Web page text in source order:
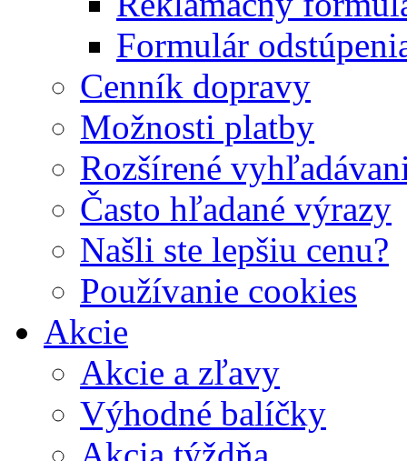
Formulár
Cenník dopravy
Možnosti platby
Rozšírené
Často hľadané výrazy
Našli ste lepšiu cenu?
Používanie cookies
Akcie
Akcie a zľavy
Výhodné balíčky